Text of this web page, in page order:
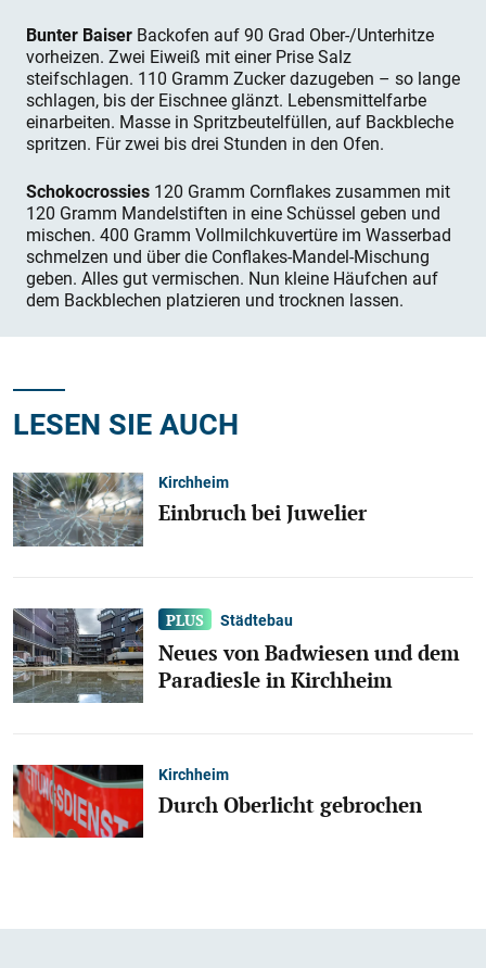
Bunter Baiser Backofen auf 90 Grad Ober-/Unterhitze
vorheizen. Zwei Eiweiß mit einer Prise Salz
steifschlagen. 110 Gramm Zucker dazugeben – so lange
schlagen, bis der Eischnee glänzt. Lebensmittelfarbe
einarbeiten. Masse in Spritzbeutelfüllen, auf Backbleche
spritzen. Für zwei bis drei Stunden in den Ofen.
Schokocrossies 120 Gramm Cornflakes zusammen mit
120 Gramm Mandelstiften in eine Schüssel geben und
mischen. 400 Gramm Vollmilchkuvertüre im Wasserbad
schmelzen und über die Conflakes-Mandel-Mischung
geben. Alles gut vermischen. Nun kleine Häufchen auf
dem Backblechen platzieren und trocknen lassen.
LESEN SIE AUCH
Kirchheim
Einbruch bei Juwelier
Städtebau
Neues von Badwiesen und dem
Paradiesle in Kirchheim
Kirchheim
Durch Oberlicht gebrochen